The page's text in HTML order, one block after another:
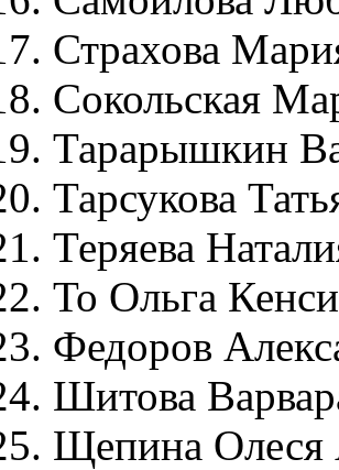
Страхова
Сокольская
Тарарышкин
Тарсукова
Теряева
То Ольга
Федоров
Шитова
Щепина Олеся